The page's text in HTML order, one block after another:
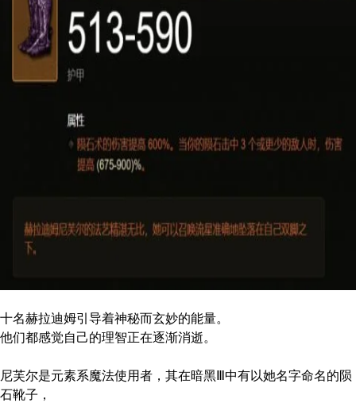
十名赫拉迪姆引导着神秘而玄妙的能量。
他们都感觉自己的理智正在逐渐消逝。
尼芙尔是元素系魔法使用者，其在暗黑Ⅲ中有以她名字命名的陨
石靴子，